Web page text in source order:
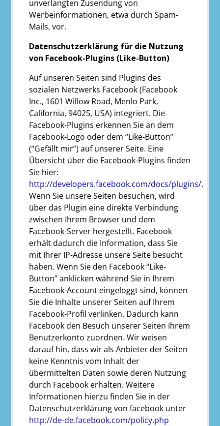
unverlangten Zusendung von
Werbeinformationen, etwa durch Spam-
Mails, vor.
Datenschutzerklärung für die Nutzung
von Facebook-Plugins (Like-Button)
Auf unseren Seiten sind Plugins des
sozialen Netzwerks Facebook (Facebook
Inc., 1601 Willow Road, Menlo Park,
California, 94025, USA) integriert. Die
Facebook-Plugins erkennen Sie an dem
Facebook-Logo oder dem “Like-Button”
(“Gefällt mir”) auf unserer Seite. Eine
Übersicht über die Facebook-Plugins finden
Sie hier:
http://developers.facebook.com/docs/plugins/.
Wenn Sie unsere Seiten besuchen, wird
über das Plugin eine direkte Verbindung
zwischen Ihrem Browser und dem
Facebook-Server hergestellt. Facebook
erhält dadurch die Information, dass Sie
mit Ihrer IP-Adresse unsere Seite besucht
haben. Wenn Sie den Facebook “Like-
Button” anklicken während Sie in Ihrem
Facebook-Account eingeloggt sind, können
Sie die Inhalte unserer Seiten auf Ihrem
Facebook-Profil verlinken. Dadurch kann
Facebook den Besuch unserer Seiten Ihrem
Benutzerkonto zuordnen. Wir weisen
darauf hin, dass wir als Anbieter der Seiten
keine Kenntnis vom Inhalt der
übermittelten Daten sowie deren Nutzung
durch Facebook erhalten. Weitere
Informationen hierzu finden Sie in der
Datenschutzerklärung von facebook unter
http://de-de.facebook.com/policy.php